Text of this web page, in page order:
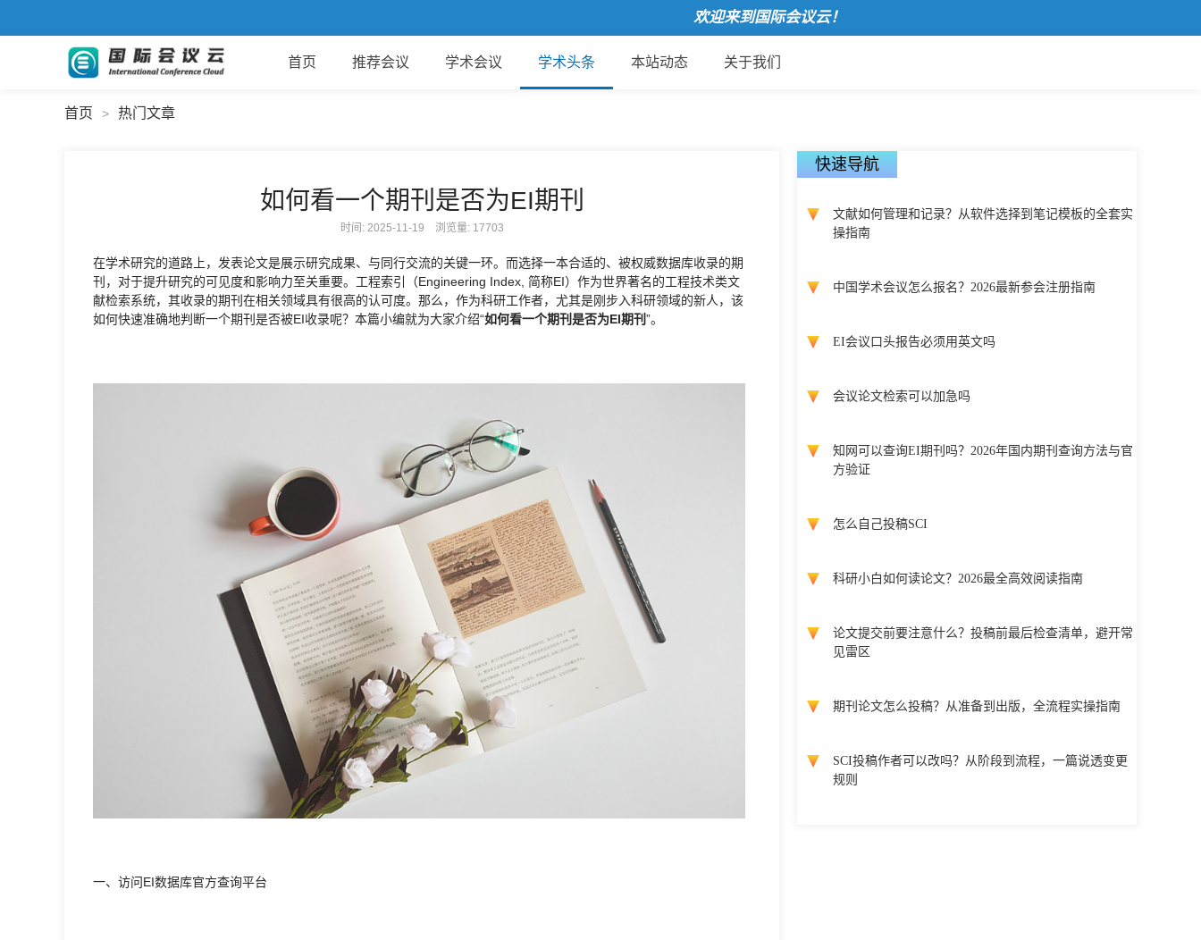
欢迎来到国际会议云！
首页 推荐会议 学术会议 学术头条 本站动态 关于我们
首页 > 热门文章
如何看一个期刊是否为EI期刊
时间: 2025-11-19 浏览量: 17703
在学术研究的道路上，发表论文是展示研究成果、与同行交流的关键一环。而选择一本合适的、被权威数据库收录的期
刊，对于提升研究的可见度和影响力至关重要。工程索引（Engineering Index, 简称EI）作为世界著名的工程技术类文
献检索系统，其收录的期刊在相关领域具有很高的认可度。那么，作为科研工作者，尤其是刚步入科研领域的新人，该
如何快速准确地判断一个期刊是否被EI收录呢？本篇小编就为大家介绍“如何看一个期刊是否为EI期刊”。
一、访问EI数据库官方查询平台
快速导航
文献如何管理和记录？从软件选择到笔记模板的全套实
操指南
中国学术会议怎么报名？2026最新参会注册指南
EI会议口头报告必须用英文吗
会议论文检索可以加急吗
知网可以查询EI期刊吗？2026年国内期刊查询方法与官
方验证
怎么自己投稿SCI
科研小白如何读论文？2026最全高效阅读指南
论文提交前要注意什么？投稿前最后检查清单，避开常
见雷区
期刊论文怎么投稿？从准备到出版，全流程实操指南
SCI投稿作者可以改吗？从阶段到流程，一篇说透变更
规则